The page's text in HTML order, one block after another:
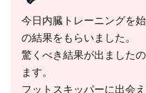
今日内臓トレーニングを
の結果をもらいました。
驚くべき結果が出ました
ます。
フットスキッパーに出会